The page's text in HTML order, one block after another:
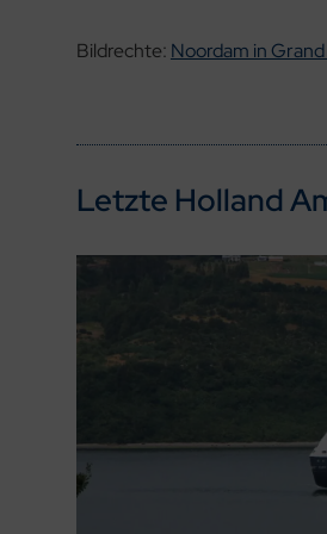
Bildrechte: Noordam in
Letzte Holland